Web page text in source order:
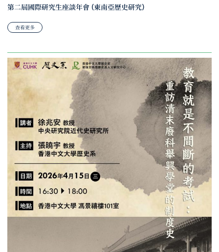
第二屆國際研究生座談年會 (東南亞歷史研究)
查看更多